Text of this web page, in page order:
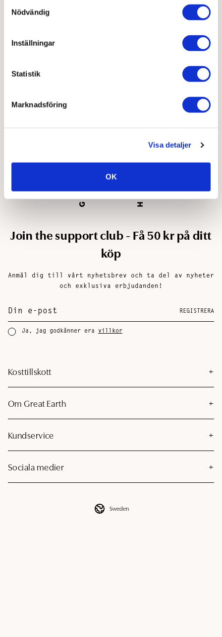
Nödvändig
Inställningar
Statistik
Marknadsföring
Visa detaljer
OK
Läs mer
Viktiga vitaminer och mineraler för dig som är gravid
Join the support club - Få 50 kr på ditt
köp
Anmäl dig till vårt nyhetsbrev och ta del av nyheter
och exklusiva erbjudanden!
REGISTRERA
Ja, jag godkänner era villkor
Kosttillskott
Om Great Earth
Kundservice
Sociala medier
Sweden